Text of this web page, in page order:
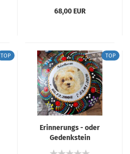
68,00 EUR
TOP TOP
Erinnerungs - oder
Gedenkstein